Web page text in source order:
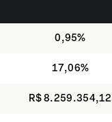
0,95%
17,06%
R$ 8.259.354,12